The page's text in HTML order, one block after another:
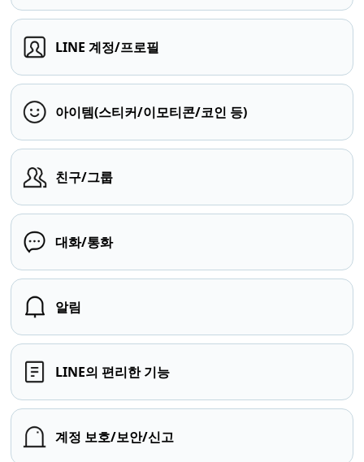
LINE 계정/프로필
아이템(스티커/이모티콘/코인 등)
친구/그룹
대화/통화
알림
LINE의 편리한 기능
계정 보호/보안/신고